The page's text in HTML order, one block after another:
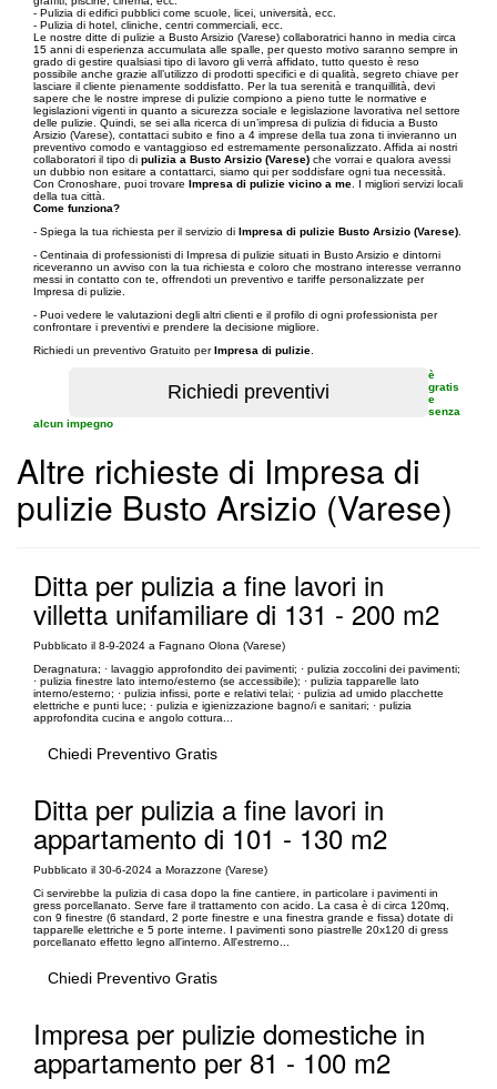
- Pulizia di edifici pubblici come scuole, licei, università, ecc.
- Pulizia di hotel, cliniche, centri commerciali, ecc.
Le nostre ditte di pulizie a Busto Arsizio (Varese) collaboratrici hanno in media circa
15 anni di esperienza accumulata alle spalle, per questo motivo saranno sempre in
grado di gestire qualsiasi tipo di lavoro gli verrà affidato, tutto questo è reso
possibile anche grazie all’utilizzo di prodotti specifici e di qualità, segreto chiave per
lasciare il cliente pienamente soddisfatto. Per la tua serenità e tranquillità, devi
sapere che le nostre imprese di pulizie compiono a pieno tutte le normative e
legislazioni vigenti in quanto a sicurezza sociale e legislazione lavorativa nel settore
delle pulizie. Quindi, se sei alla ricerca di un’impresa di pulizia di fiducia a Busto
Arsizio (Varese), contattaci subito e fino a 4 imprese della tua zona ti invieranno un
preventivo comodo e vantaggioso ed estremamente personalizzato. Affida ai nostri
collaboratori il tipo di pulizia a Busto Arsizio (Varese) che vorrai e qualora avessi
un dubbio non esitare a contattarci, siamo qui per soddisfare ogni tua necessità.
Con Cronoshare, puoi trovare Impresa di pulizie vicino a me . I migliori servizi locali
della tua città.
Come funziona?
- Spiega la tua richiesta per il servizio di Impresa di pulizie Busto Arsizio (Varese)
- Centinaia di professionisti di Impresa di pulizie situati in Busto Arsizio e dintorni
riceveranno un avviso con la tua richiesta e coloro che mostrano interesse verranno
messi in contatto con te, offrendoti un preventivo e tariffe personalizzate per
Impresa di pulizie.
- Puoi vedere le valutazioni degli altri clienti e il profilo di ogni professionista per
confrontare i preventivi e prendere la decisione migliore.
Richiedi un preventivo Gratuito perImpresa di pulizie
è
gratis
e
senza
alcun impegno
Altre richieste di Impresa di
pulizie Busto Arsizio (Varese)
Ditta per pulizia a fine lavori in
villetta unifamiliare di 131 - 200 m2
Pubblicato il 8-9-2024 a Fagnano Olona (Varese)
Deragnatura; · lavaggio approfondito dei pavimenti; · pulizia zoccolini dei pavimenti;
· pulizia finestre lato interno/esterno (se accessibile); · pulizia tapparelle lato
interno/esterno; · pulizia infissi, porte e relativi telai; · pulizia ad umido placchette
elettriche e punti luce; · pulizia e igienizzazione bagno/i e sanitari; · pulizia
approfondita cucina e angolo cottura...
Chiedi Preventivo Gratis
Ditta per pulizia a fine lavori in
appartamento di 101 - 130 m2
Pubblicato il 30-6-2024 a Morazzone (Varese)
Ci servirebbe la pulizia di casa dopo la fine cantiere, in particolare i pavimenti in
gress porcellanato. Serve fare il trattamento con acido. La casa è di circa 120mq,
con 9 finestre (6 standard, 2 porte finestre e una finestra grande e fissa) dotate di
tapparelle elettriche e 5 porte interne. I pavimenti sono piastrelle 20x120 di gress
porcellanato effetto legno all'interno. All'estrerno...
Chiedi Preventivo Gratis
Impresa per pulizie domestiche in
appartamento per 81 - 100 m2